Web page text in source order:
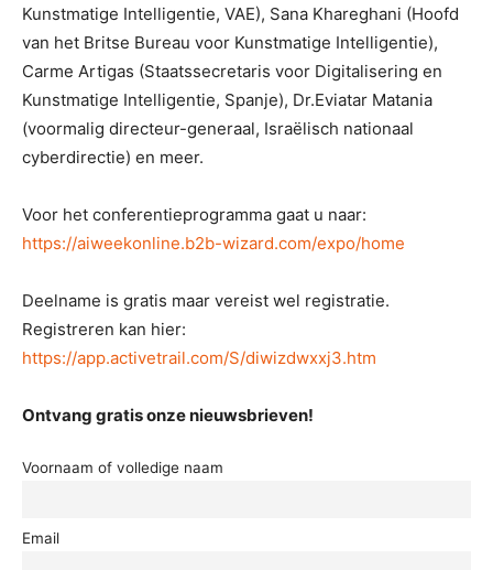
Kunstmatige Intelligentie, VAE), Sana Khareghani (Hoofd
van het Britse Bureau voor Kunstmatige Intelligentie),
Carme Artigas (Staatssecretaris voor Digitalisering en
Kunstmatige Intelligentie, Spanje), Dr.Eviatar Matania
(voormalig directeur-generaal, Israëlisch nationaal
cyberdirectie) en meer.
Voor het conferentieprogramma gaat u naar:
https://aiweekonline.b2b-wizard.com/expo/home
Deelname is gratis maar vereist wel registratie.
Registreren kan hier:
https://app.activetrail.com/S/diwizdwxxj3.htm
Ontvang gratis onze nieuwsbrieven!
Voornaam of volledige naam
Email